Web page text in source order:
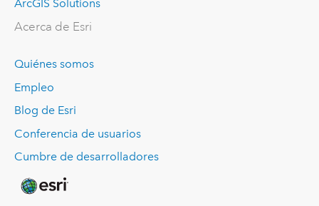
ArcGIS Solutions
Acerca de Esri
Quiénes somos
Empleo
Blog de Esri
Conferencia de usuarios
Cumbre de desarrolladores